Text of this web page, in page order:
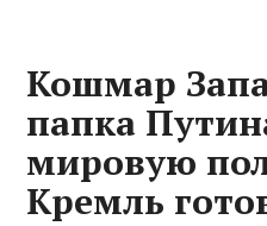
Кошмар
папка
мировую
Кремль